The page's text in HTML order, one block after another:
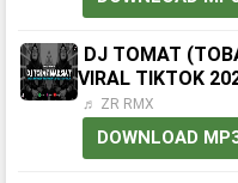
DJ TOMAT
VIRAL TIKTOK
♬ ZR RMX
DOWNLOAD